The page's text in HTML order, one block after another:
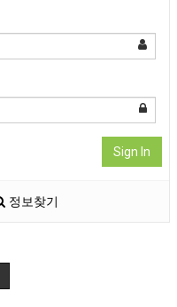
Sign In
정보찾기